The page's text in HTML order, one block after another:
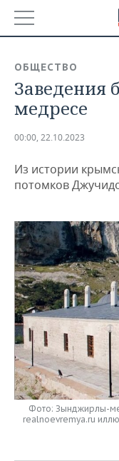
БАШКОРТОСТАН
ТАТАРСТАН
НОВОСТИ
АНАЛИТИКА
ДЕКЛАРАЦИИ О
ВУЗЫ
КОМУ
ТОРГОВЫЕ
ТАТАРСТАНА
НОВОСТИ
БАНКИ
БЮДЖЕТ
ИНВЕСТИЦИИ
АГРОПРОМ
НЕФТЕХИМИЯ
НЕФТЬ
ОПК
ЭНЕРГЕТИКА
НОВОСТИ
АВТО
НОВОСТИ АВТО
БИЗНЕС
НОВОСТИ
РОЗНИЧНАЯ
ТРАНСПОРТ
УСЛУГИ
ТЕХНОЛОГИИ
НОВОСТИ
IT
МЕДИА
МЕРОПРИЯТИЯ
НОВОСТИ
ВЫЕЗДНАЯ
СПОРТ
НОВОСТИ
ОБЩЕСТВО
ОБЩЕСТВО
Заведения
медресе
00:00, 22.10.2023
Из истории
потомков
Фото: Зынджирлы-
realnoevremya.ru